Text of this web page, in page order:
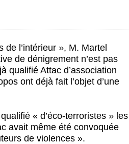
l’intérieur », M. Martel
de dénigrement n’est pas
qualifié Attac d’association
ont déjà fait l’objet d’une
« d’éco-terroristes » les
avait même été convoquée
de violences ».